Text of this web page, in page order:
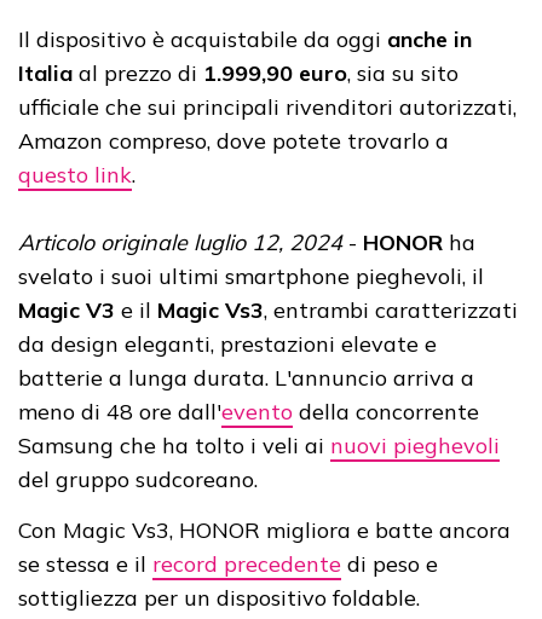
Il dispositivo è acquistabile da oggi anche in
Italia al prezzo di 1.999,90 euro, sia su sito
ufficiale che sui principali rivenditori autorizzati,
Amazon compreso, dove potete trovarlo a
questo link.
Articolo originale luglio 12, 2024- HONOR ha
svelato i suoi ultimi smartphone pieghevoli, il
Magic V3 e il Magic Vs3, entrambi caratterizzati
da design eleganti, prestazioni elevate e
batterie a lunga durata. L'annuncio arriva a
meno di 48 ore dall'evento della concorrente
Samsung che ha tolto i veli ai nuovi pieghevoli
del gruppo sudcoreano.
Con Magic Vs3, HONOR migliora e batte ancora
se stessa e il record precedente di peso e
sottigliezza per un dispositivo foldable.